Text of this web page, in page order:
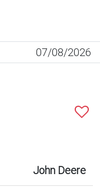
07/08/2026
John Deere